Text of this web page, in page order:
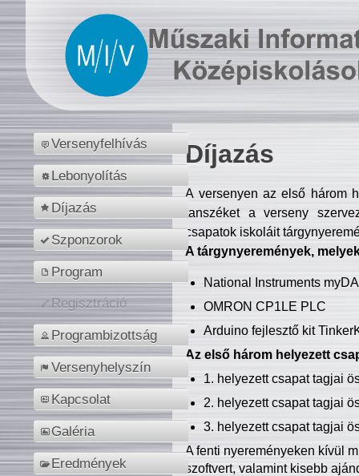
Versenyfelhívás
Lebonyolítás
Díjazás
Szponzorok
Program
Regisztráció
Programbizottság
Versenyhelyszín
Kapcsolat
Galéria
Eredmények
Díjazás
A versenyen az első három
tanszéket a verseny
csapatok iskoláit
A tárgynyeremények,
National Instruments
OMRON CP1LE PLC
Arduino fejlesztő kit
Az első három helyezett
1. helyezett csapat tagjai
2. helyezett csapat tagjai
3. helyezett csapat tagjai
A fenti nyereményeken kívül
szoftvert, valamint kisebb